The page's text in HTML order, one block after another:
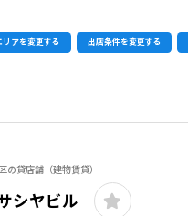
リアを変更する 出店条件を変更する
の貸店舗（建物賃貸）
シヤビル